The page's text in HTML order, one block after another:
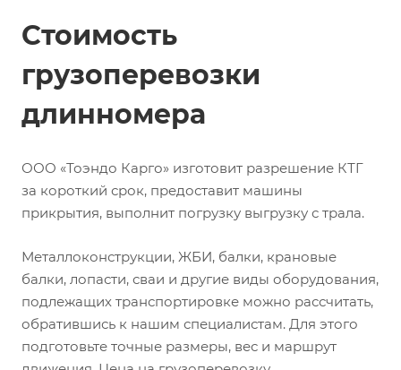
Стоимость
грузоперевозки
длинномера
ООО «Тоэндо Карго» изготовит разрешение КТГ
за короткий срок, предоставит машины
прикрытия, выполнит погрузку выгрузку с трала.
Металлоконструкции, ЖБИ, балки, крановые
балки, лопасти, сваи и другие виды оборудования,
подлежащих транспортировке можно рассчитать,
обратившись к нашим специалистам. Для этого
подготовьте точные размеры, вес и маршрут